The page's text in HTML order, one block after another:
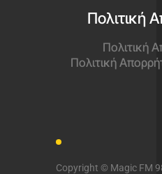
Πολιτική
Πολιτική
Πολιτική
Copyright © Magic FM